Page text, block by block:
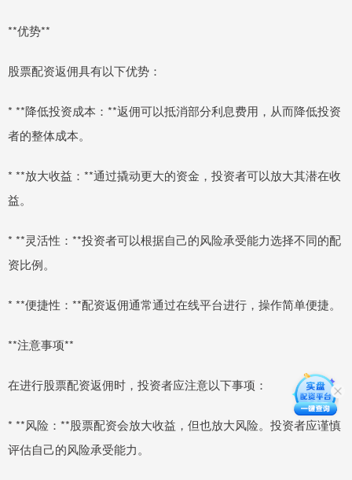
**优势**
股票配资返佣具有以下优势：
* **降低投资成本：**返佣可以抵消部分利息费用，从而降低投资
者的整体成本。
* **放大收益：**通过撬动更大的资金，投资者可以放大其潜在收
益。
* **灵活性：**投资者可以根据自己的风险承受能力选择不同的配
资比例。
* **便捷性：**配资返佣通常通过在线平台进行，操作简单便捷。
**注意事项**
在进行股票配资返佣时，投资者应注意以下事项：
* **风险：**股票配资会放大收益，但也放大风险。投资者应谨慎
评估自己的风险承受能力。